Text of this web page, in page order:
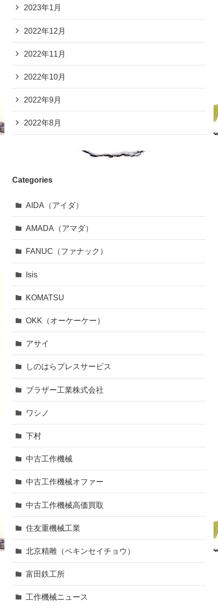
2023年1月
2022年12月
2022年11月
2022年10月
2022年9月
2022年8月
Categories
AIDA（アイダ）
AMADA（アマダ）
FANUC（ファナック）
Isis
KOMATSU
OKK（オーケーケー）
アサイ
しのはらプレスサービス
ブラザー工業株式会社
ワシノ
下村
中古工作機械
中古工作機械オファー
中古工作機械高価買取
住友重機械工業
北京精雕（ペキンセイチョウ）
富田鉄工所
工作機械ニュース